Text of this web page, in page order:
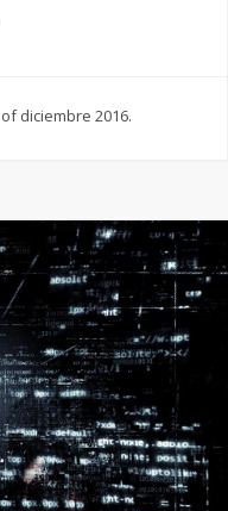
k
diciembre 2016.